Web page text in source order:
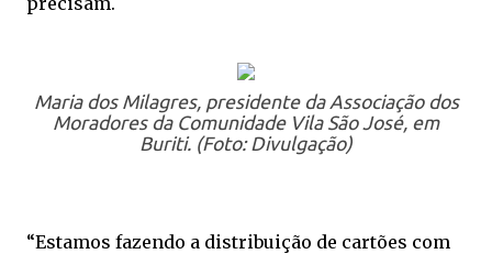
Maria dos Milagres, presidente da Associação dos
Moradores da Comunidade Vila São José, em
Buriti. (Foto: Divulgação)
“Estamos fazendo a distribuição de cartões com